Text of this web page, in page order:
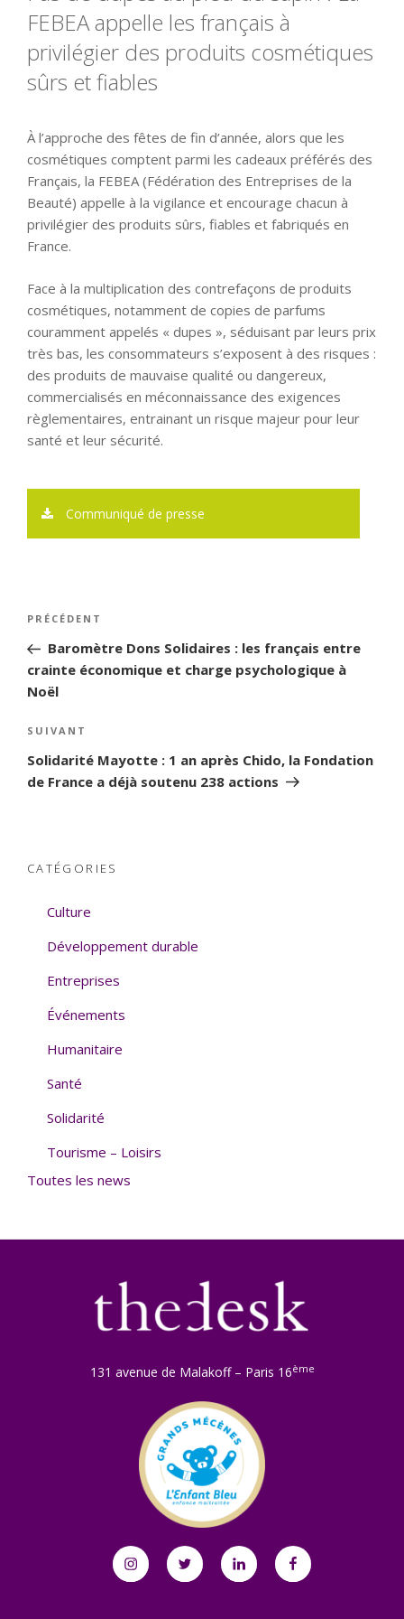
FEBEA appelle les français à
privilégier des produits cosmétiques
sûrs et fiables
À l’approche des fêtes de fin d’année, alors que les
cosmétiques comptent parmi les cadeaux préférés des
Français, la FEBEA (Fédération des Entreprises de la
Beauté) appelle à la vigilance et encourage chacun à
privilégier des produits sûrs, fiables et fabriqués en
France.
Face à la multiplication des contrefaçons de produits
cosmétiques, notamment de copies de parfums
couramment appelés « dupes », séduisant par leurs prix
très bas, les consommateurs s’exposent à des risques :
des produits de mauvaise qualité ou dangereux,
commercialisés en méconnaissance des exigences
règlementaires, entrainant un risque majeur pour leur
santé et leur sécurité.
Communiqué de presse
Navigation
l’article
Article
précédent
PRÉCÉDENT
Baromètre Dons Solidaires : les français entre
crainte économique et charge psychologique à
Noël
Article
suivant
SUIVANT
Solidarité Mayotte : 1 an après Chido, la Fondation
de France a déjà soutenu 238 actions
CATÉGORIES
Culture
Développement durable
Entreprises
Événements
Humanitaire
Santé
Solidarité
Tourisme – Loisirs
Toutes les news
131 avenue de Malakoff – Paris 16ème
InstagramTwitter Linkedin Facebook